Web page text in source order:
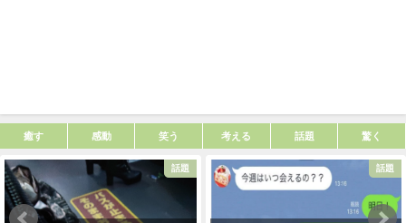
癒す 感動 笑う 考える 話題 驚く
話題 話題